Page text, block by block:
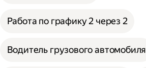
Работа по графику 2 через 2
Водитель грузового автомобиля